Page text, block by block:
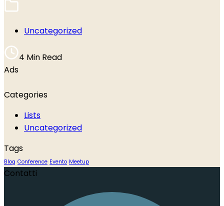
Uncategorized
4 Min Read
Ads
Categories
Lists
Uncategorized
Tags
Blog Conference Evento Meetup
Contatti